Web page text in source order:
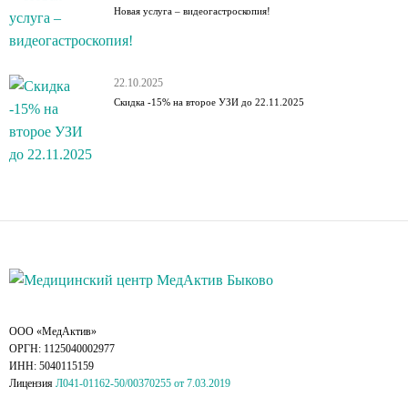
Новая услуга – видеогастроскопия!
22.10.2025
Cкидка -15% на второе УЗИ до 22.11.2025
ООО «МедАктив»
ОРГН: 1125040002977
ИНН: 5040115159
Лицензия Л041-01162-50/00370255 от 7.03.2019